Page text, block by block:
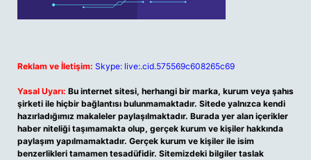
Reklam ve İletişim: Skype: live:.cid.575569c608265c69
Yasal Uyarı: Bu internet sitesi, herhangi bir marka, kurum veya şahıs
şirketi ile hiçbir bağlantısı bulunmamaktadır. Sitede yalnızca kendi
hazırladığımız makaleler paylaşılmaktadır. Burada yer alan içerikler
haber niteliği taşımamakta olup, gerçek kurum ve kişiler hakkında
paylaşım yapılmamaktadır. Gerçek kurum ve kişiler ile isim
benzerlikleri tamamen tesadüfidir. Sitemizdeki bilgiler taslak